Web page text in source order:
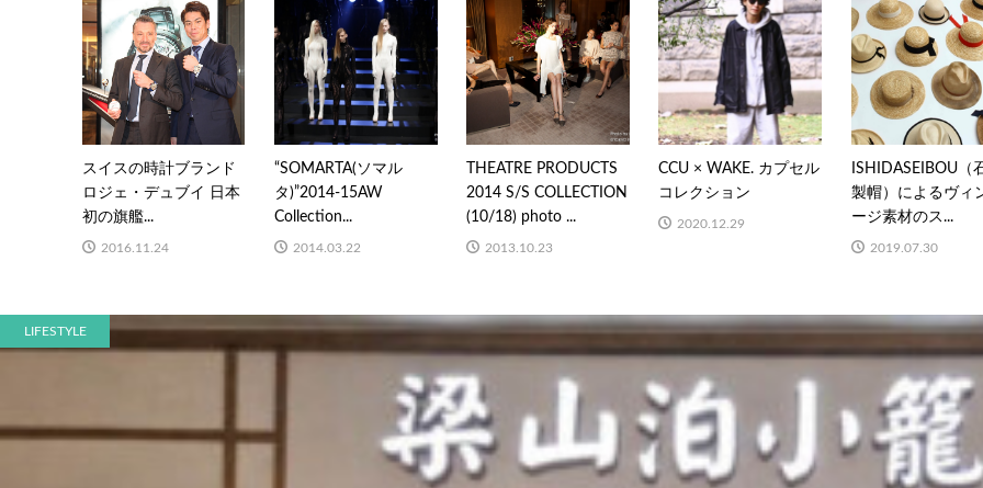
スイスの時計ブランド
ロジェ・デュブイ 日本
初の旗艦...
2016.11.24
“SOMARTA(ソマル
タ)”2014-15AW
Collection...
2014.03.22
THEATRE PRODUCTS
2014 S/S COLLECTION
(10/18) photo ...
2013.10.23
CCU × WAKE. カプセル
コレクション
2020.12.29
ISHIDASEIBOU（
製帽）によるヴィ
ージ素材のス...
2019.07.30
LIFESTYLE